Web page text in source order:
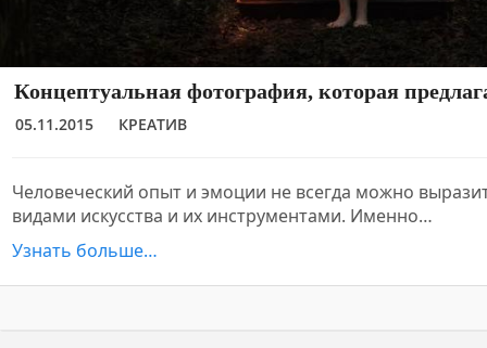
Концептуальная фотография, которая
05.11.2015 КРЕАТИВ
Человеческий опыт и эмоции не всегда можно
видами искусства и их инструментами. Именно…
Узнать больше…